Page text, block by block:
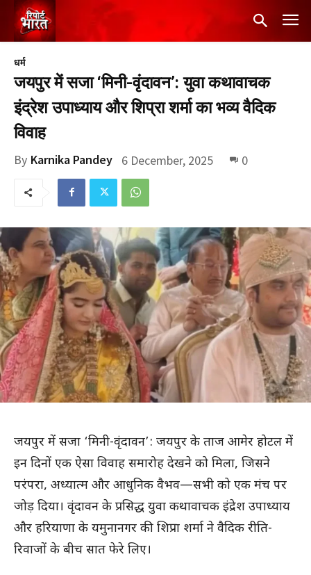
धर्म
जयपुर में सजा ‘मिनी-वृंदावन’: युवा कथावाचक
इंद्रेश उपाध्याय और शिप्रा शर्मा का भव्य वैदिक
विवाह
By Karnika Pandey 6 December, 2025 0
जयपुर में सजा ‘मिनी-वृंदावन’: जयपुर के ताज आमेर होटल में
इन दिनों एक ऐसा विवाह समारोह देखने को मिला, जिसने
परंपरा, अध्यात्म और आधुनिक वैभव—सभी को एक मंच पर
जोड़ दिया। वृंदावन के प्रसिद्ध युवा कथावाचक इंद्रेश उपाध्याय
और हरियाणा के यमुनानगर की शिप्रा शर्मा ने वैदिक रीति-
रिवाजों के बीच सात फेरे लिए।